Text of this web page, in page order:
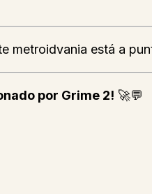
metroidvania está a
por Grime 2! 🚀💬